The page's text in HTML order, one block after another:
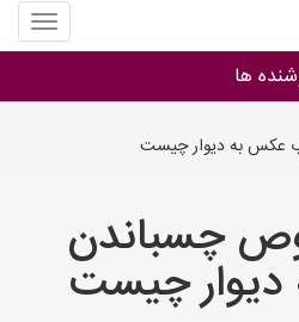
منوی
سایت
چسب
ها
گروه هابه دیوار چیست
چسباندن
چیست